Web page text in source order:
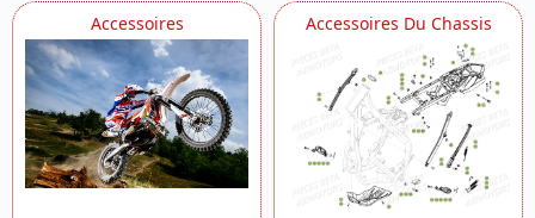
Carenages
Carenages Reservoir
Carter Embrayage
Chassis
Clapets
Commande Boite A Vitesses
Commandes Guidon
Couvercle D Embrayage
Accessoires Accessoires Du Chassis